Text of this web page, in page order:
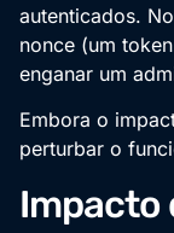
autenticados.
nonce (um
enganar um
Embora o
perturbar o
Impacto